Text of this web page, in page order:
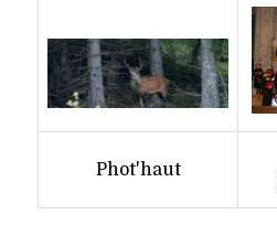
Phot'haut